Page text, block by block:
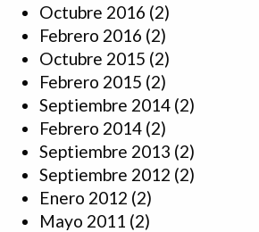
Octubre 2016 (2)
Febrero 2016 (2)
Octubre 2015 (2)
Febrero 2015 (2)
Septiembre 2014 (2)
Febrero 2014 (2)
Septiembre 2013 (2)
Septiembre 2012 (2)
Enero 2012 (2)
Mayo 2011 (2)